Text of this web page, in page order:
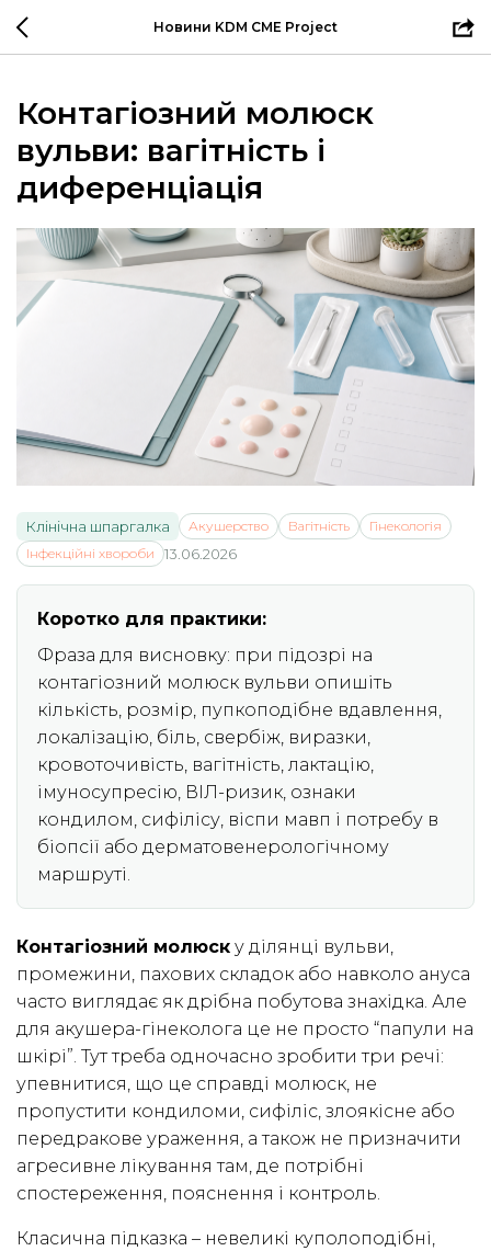
Новини KDM CME Project
Контагіозний молюск
вульви: вагітність і
диференціація
Клінічна шпаргалка Акушерство Вагітність
Гінекологія
Інфекційні хвороби
13.06.2026
Коротко для практики:
Фраза для висновку: при підозрі на
контагіозний молюск вульви опишіть
кількість, розмір, пупкоподібне вдавлення,
локалізацію, біль, свербіж, виразки,
кровоточивість, вагітність, лактацію,
імуносупресію, ВІЛ-ризик, ознаки
кондилом, сифілісу, віспи мавп і потребу в
біопсії або дерматовенерологічному
маршруті.
Контагіозний молюск у ділянці вульви,
промежини, пахових складок або навколо ануса
часто виглядає як дрібна побутова знахідка. Але
для акушера-гінеколога це не просто “папули на
шкірі”. Тут треба одночасно зробити три речі:
упевнитися, що це справді молюск, не
пропустити кондиломи, сифіліс, злоякісне або
передракове ураження, а також не призначити
агресивне лікування там, де потрібні
спостереження, пояснення і контроль.
Класична підказка – невеликі куполоподібні,